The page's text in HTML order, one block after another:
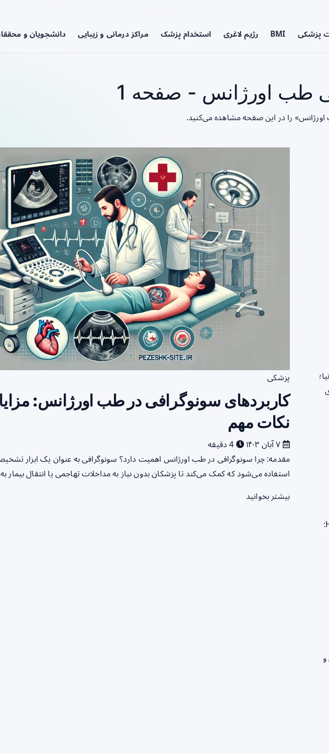
پزشکی BMI رژیم لاغری استخدام پزشک مراکز درمانی و زیبایی دانشجویان و
طب اورژانس - صفحه 1
را در این صفحه مشاهده می‌کنید.
پزشکی
کاربردهای سونوگرافی در طب اورژانس:
نکات مهم
مقدمه: چرا سونوگرافی در طب اورژانس اهمیت دارد؟ سونوگرافی به عنوان یک ابزار
استفاده می‌شود که کمک می‌کند تا پزشکان بدون نیاز به مداخلات تهاجمی یا انتقال بیمار
بیشتر بخوانید
مدارهای گرم‌کننده تنفسی نوزاد Hudson RCI: